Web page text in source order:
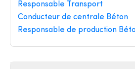
Responsable Transport
Conducteur de centrale Béton
Responsable de production